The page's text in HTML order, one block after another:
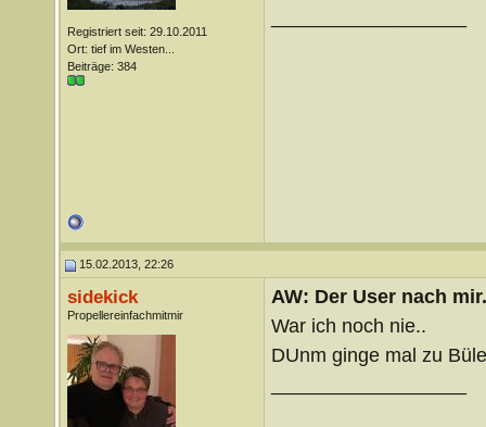
Registriert seit: 29.10.2011
Ort: tief im Westen...
Beiträge: 384
15.02.2013, 22:26
sidekick
Propellereinfachmitmir
AW: Der User nach
War ich noch nie..
DUnm ginge mal zu